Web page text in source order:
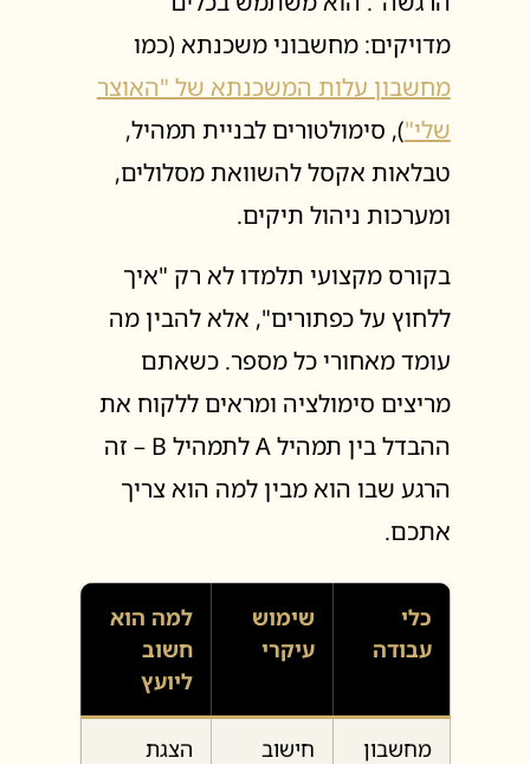
מדויקים: מחשבוני משכנתא (כמו
מחשבון עלות המשכנתא של "האוצר
שלי"), סימולטורים לבניית תמהיל,
טבלאות אקסל להשוואת מסלולים,
ומערכות ניהול תיקים.
בקורס מקצועי תלמדו לא רק "איך
ללחוץ על כפתורים", אלא להבין מה
עומד מאחורי כל מספר. כשאתם
מריצים סימולציה ומראים ללקוח את
ההבדל בין תמהיל A לתמהיל B – זה
הרגע שבו הוא מבין למה הוא צריך
אתכם.
כלי
עבודה
שימוש
עיקרי
למה הוא
חשוב
ליועץ
מחשבון
חישוב
הצגת